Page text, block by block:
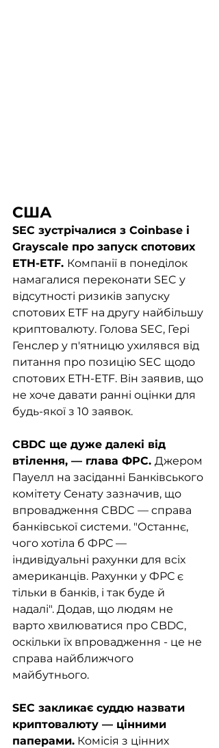
США
SEC зустрічалися з Coinbase і
Grayscale про запуск спотових
ETH-ETF. Компанії в понеділок
намагалися переконати SEC у
відсутності ризиків запуску
спотових ETF на другу найбільшу
криптовалюту. Голова SEC, Гері
Генслер у п'ятницю ухилявся від
питання про позицію SEC щодо
спотових ETH-ETF. Він заявив, що
не хоче давати ранні оцінки для
будь-якої з 10 заявок.
CBDC ще дуже далекі від
втілення, — глава ФРС. Джером
Пауелл на засіданні Банківського
комітету Сенату зазначив, що
впровадження CBDC — справа
банківської системи. "Останнє,
чого хотіла б ФРС —
індивідуальні рахунки для всіх
американців. Рахунки у ФРС є
тільки в банків, і так буде й
надалі". Додав, що людям не
варто хвилюватися про CBDC,
оскільки їх впровадження - це не
справа найближчого
майбутнього.
SEC закликає суддю назвати
криптовалюту — цінними
паперами. Комісія з цінних